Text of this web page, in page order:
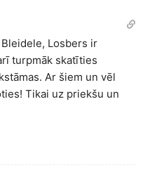
Losbers ir
turpmāk skatīties
Ar šiem un vēl
Tikai uz priekšu un